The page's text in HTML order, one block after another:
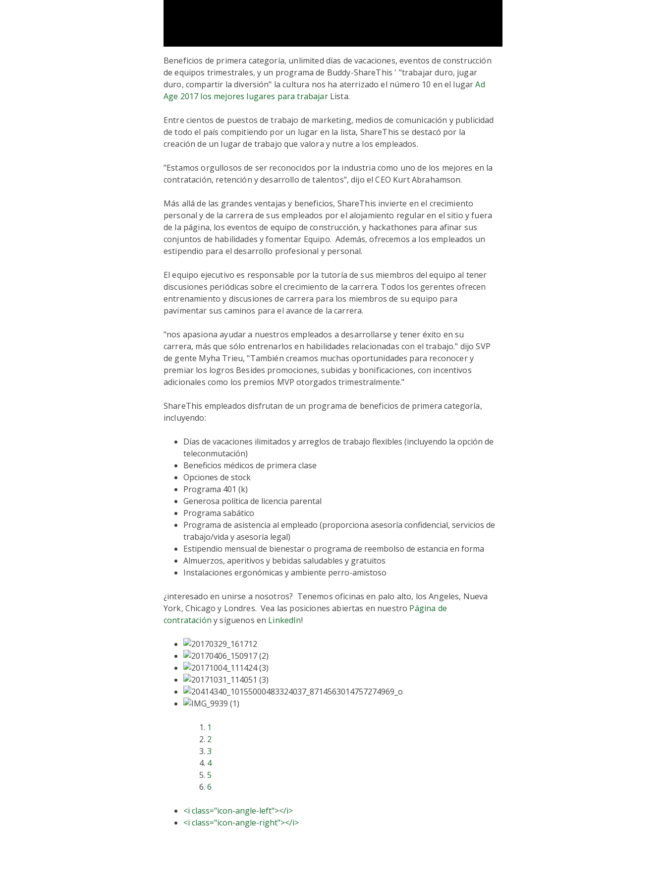
Beneficios de primera categoría, unlimited días de vacaciones, eventos de construcción
de equipos trimestrales, y un programa de Buddy-ShareThis ' "trabajar duro, jugar
duro, compartir la diversión" la cultura nos ha aterrizado el número 10 en el lugarAd
Age 2017 los mejores lugares para trabajarLista.
Entre cientos de puestos de trabajo de marketing, medios de comunicación y publicidad
de todo el país compitiendo por un lugar en la lista, ShareThis se destacó por la
creación de un lugar de trabajo que valora y nutre a los empleados.
"Estamos orgullosos de ser reconocidos por la industria como uno de los mejores en la
contratación, retención y desarrollo de talentos", dijo el CEO Kurt Abrahamson.
Más allá de las grandes ventajas y beneficios, ShareThis invierte en el crecimiento
personal y de la carrera de sus empleados por el alojamiento regular en el sitio y fuera
de la página, los eventos de equipo de construcción, y hackathones para afinar sus
conjuntos de habilidades y fomentar Equipo. Además, ofrecemos a los empleados un
estipendio para el desarrollo profesional y personal.
El equipo ejecutivo es responsable por la tutoría de sus miembros del equipo al tener
discusiones periódicas sobre el crecimiento de la carrera. Todos los gerentes ofrecen
entrenamiento y discusiones de carrera para los miembros de su equipo para
pavimentar sus caminos para el avance de la carrera.
"nos apasiona ayudar a nuestros empleados a desarrollarse y tener éxito en su
carrera, más que sólo entrenarlos en habilidades relacionadas con el trabajo." dijo SVP
de gente Myha Trieu, "También creamos muchas oportunidades para reconocer y
premiar los logros Besides promociones, subidas y bonificaciones, con incentivos
adicionales como los premios MVP otorgados trimestralmente."
ShareThis empleados disfrutan de un programa de beneficios de primera categoría,
incluyendo:
Días de vacaciones ilimitados y arreglos de trabajo flexibles (incluyendo la opción de
teleconmutación)
Beneficios médicos de primera clase
Opciones de stock
Programa 401 (k)
Generosa política de licencia parental
Programa sabático
Programa de asistencia al empleado (proporciona asesoría confidencial, servicios de
trabajo/vida y asesoría legal)
Estipendio mensual de bienestar o programa de reembolso de estancia en forma
Almuerzos, aperitivos y bebidas saludables y gratuitos
Instalaciones ergonómicas y ambiente perro-amistoso
¿interesado en unirse a nosotros? Tenemos oficinas en palo alto, los Angeles, Nueva
York, Chicago y Londres. Vea las posiciones abiertas en nuestro Página de
contratación y síguenos en LinkedIn!
1
2
3
4
5
6
<i class="icon-angle-left"></i>
<i class="icon-angle-right"></i>